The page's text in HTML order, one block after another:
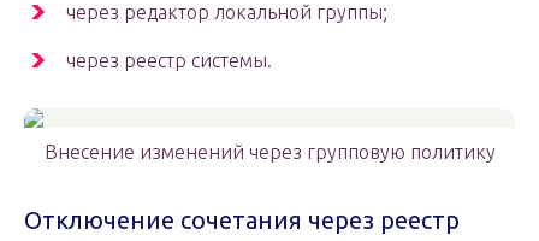
через редактор локальной группы;
через реестр системы.
Внесение изменений через групповую политику
Отключение сочетания через реестр